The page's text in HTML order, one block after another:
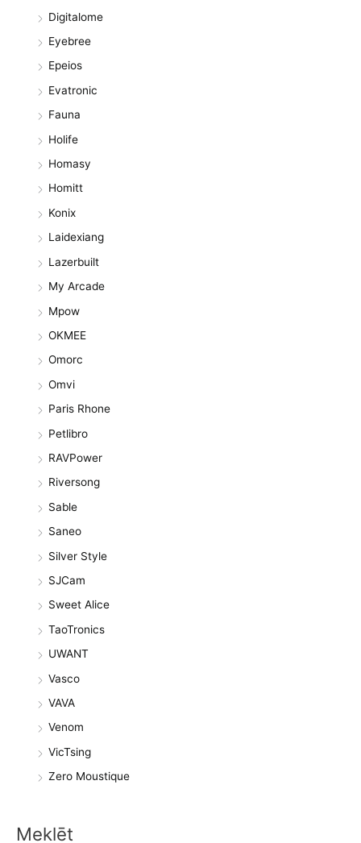
Digitalome
Eyebree
Epeios
Evatronic
Fauna
Holife
Homasy
Homitt
Konix
Laidexiang
Lazerbuilt
My Arcade
Mpow
OKMEE
Omorc
Omvi
Paris Rhone
Petlibro
RAVPower
Riversong
Sable
Saneo
Silver Style
SJCam
Sweet Alice
TaoTronics
UWANT
Vasco
VAVA
Venom
VicTsing
Zero Moustique
Meklēt